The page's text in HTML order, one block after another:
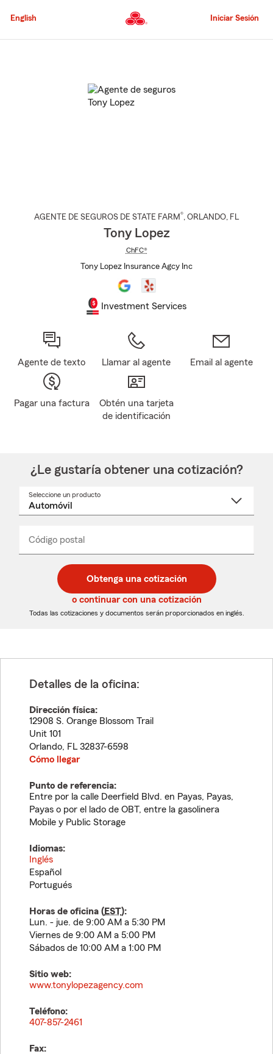
al
principal
English Iniciar Sesión
AGENTE DE SEGUROS DE STATE FARM®, ORLANDO, FL
Tony Lopez
ChFC®
Tony Lopez Insurance Agcy Inc
Investment Services
Agente de texto Llamar al agente Email al agente
Pagar una factura
Obtén una tarjeta
de identificación
¿Le gustaría obtener una cotización?
Seleccione un producto
desplegable
Código postal
de
5
dígitos
de
5
dígitos
_____
Obtenga una cotización
o continuar con una cotización
Todas las cotizaciones y documentos serán proporcionados en inglés.
Detalles de la oficina:
Dirección física:
12908 S. Orange Blossom Trail
Unit 101
Orlando, FL 32837-6598
Cómo llegar
Punto de referencia:
Entre por la calle Deerfield Blvd. en Payas, Payas,
Payas o por el lado de OBT, entre la gasolinera
Mobile y Public Storage
Idiomas:
Inglés
Español
Portugués
Horas de oficina (EST):
Lun. - jue. de 9:00 AM a 5:30 PM
Viernes de 9:00 AM a 5:00 PM
Sábados de 10:00 AM a 1:00 PM
Sitio web:
www.tonylopezagency.com
Teléfono:
407-857-2461
Fax: